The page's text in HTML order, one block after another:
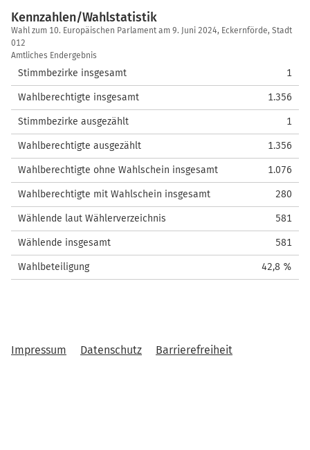
Kennzahlen/Wahlstatistik
Kennzahlen/Wahlstatistik
Wahl zum 10. Europäischen Parlament am 9. Juni 2024, Eckernförde, Stadt
012
Amtliches Endergebnis
Stimmbezirke insgesamt 1
Wahlberechtigte insgesamt 1.356
Stimmbezirke ausgezählt 1
Wahlberechtigte ausgezählt 1.356
Wahlberechtigte ohne Wahlschein insgesamt 1.076
Wahlberechtigte mit Wahlschein insgesamt 280
Wählende laut Wählerverzeichnis 581
Wählende insgesamt 581
Wahlbeteiligung 42,8 %
Impressum Datenschutz Barrierefreiheit